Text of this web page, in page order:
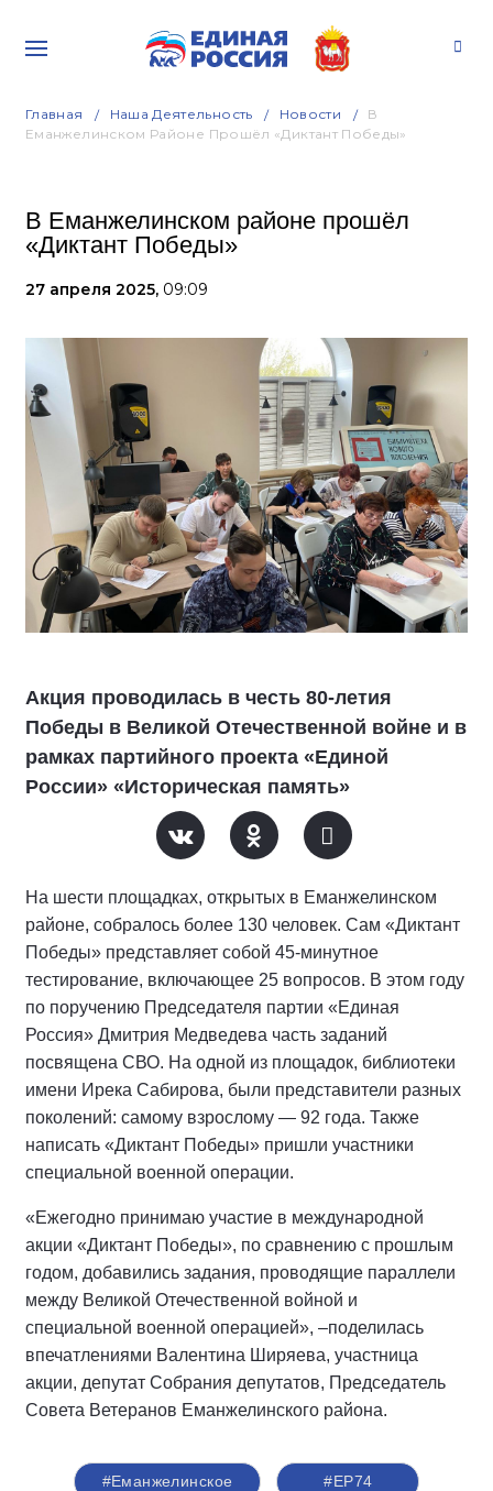
Главная Наша Деятельность Новости
В
Еманжелинском Районе Прошёл «Диктант Победы»
В Еманжелинском районе прошёл
«Диктант Победы»
27 апреля 2025, 09:09
Акция проводилась в честь 80-летия
Победы в Великой Отечественной войне и в
рамках партийного проекта «Единой
России» «Историческая память»
На шести площадках, открытых в Еманжелинском
районе, собралось более 130 человек. Сам «Диктант
Победы» представляет собой 45-минутное
тестирование, включающее 25 вопросов. В этом году
по поручению Председателя партии «Единая
Россия» Дмитрия Медведева часть заданий
посвящена СВО. На одной из площадок, библиотеки
имени Ирека Сабирова, были представители разных
поколений: самому взрослому — 92 года. Также
написать «Диктант Победы» пришли участники
специальной военной операции.
«Ежегодно принимаю участие в международной
акции «Диктант Победы», по сравнению с прошлым
годом, добавились задания, проводящие параллели
между Великой Отечественной войной и
специальной военной операцией», –поделилась
впечатлениями Валентина Ширяева, участница
акции, депутат Собрания депутатов, Председатель
Совета Ветеранов Еманжелинского района.
#Еманжелинское #ЕР74